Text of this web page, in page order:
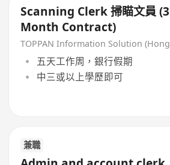
Scanning Clerk 掃瞄文員 (3
Month Contract)
五天工作周，銀行假期
中三或以上學歷即可
兼職